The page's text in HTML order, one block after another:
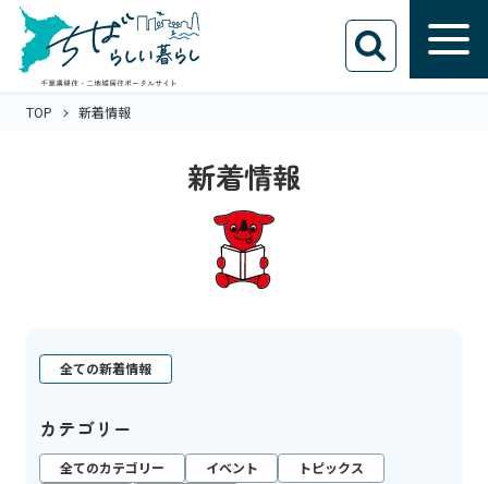
TOP 新着情報
新着情報
全ての新着情報
カテゴリー
全てのカテゴリー イベント
トピックス